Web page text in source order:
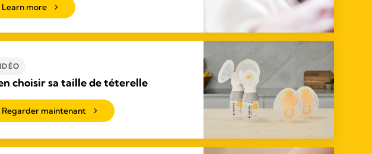
Learn more
choisir sa taille de téterelle
Regarder maintenant